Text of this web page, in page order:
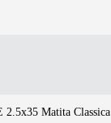
Matita